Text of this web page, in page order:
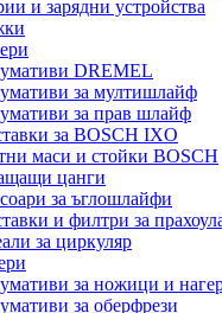
и зарядни устройства
DREMEL
за мултишлайф
за прав шлайф
за BOSCH IXO
маси и стойки BOSCH
цанги
за ъглошлайфи
и филтри за
за циркуляр
за ножици и
за оберфрези